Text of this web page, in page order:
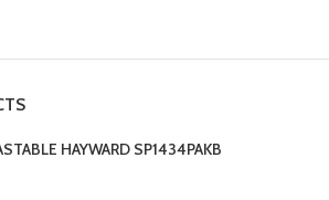
HAYWARD SP1434PAKB